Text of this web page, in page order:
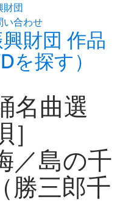
財団
い合わせ
財団 作品
を探す）
名曲選
／島の千
勝三郎千